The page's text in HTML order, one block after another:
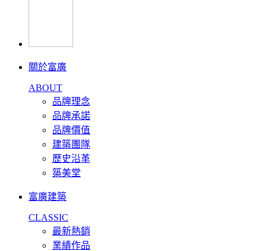
關於富廣
ABOUT
品牌理念
品牌承諾
品牌價值
建築團隊
歷史沿革
築美堂
富廣建築
CLASSIC
最新熱銷
業績作品